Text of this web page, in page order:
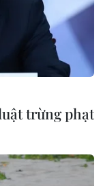
tượng và thu
dạng đá,
phiến, 2kg
trừng phạt